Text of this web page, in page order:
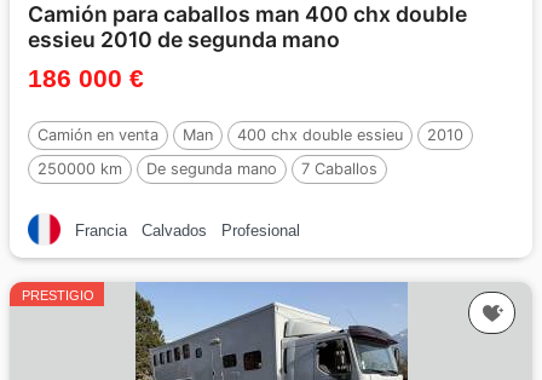
Camión para caballos man 400 chx double
essieu 2010 de segunda mano
186 000 €
Camión en venta Man 400 chx double essieu
2010
250000 km
De segunda mano 7 Caballos
Francia Calvados Profesional
PRESTIGIO